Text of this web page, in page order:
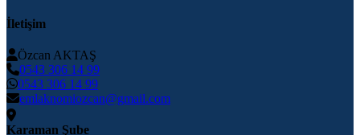
İletişim
Özcan AKTAŞ
0543 306 14 99
0543 306 14 99
emlaknomiozcan@gmail.com
Karaman Şube